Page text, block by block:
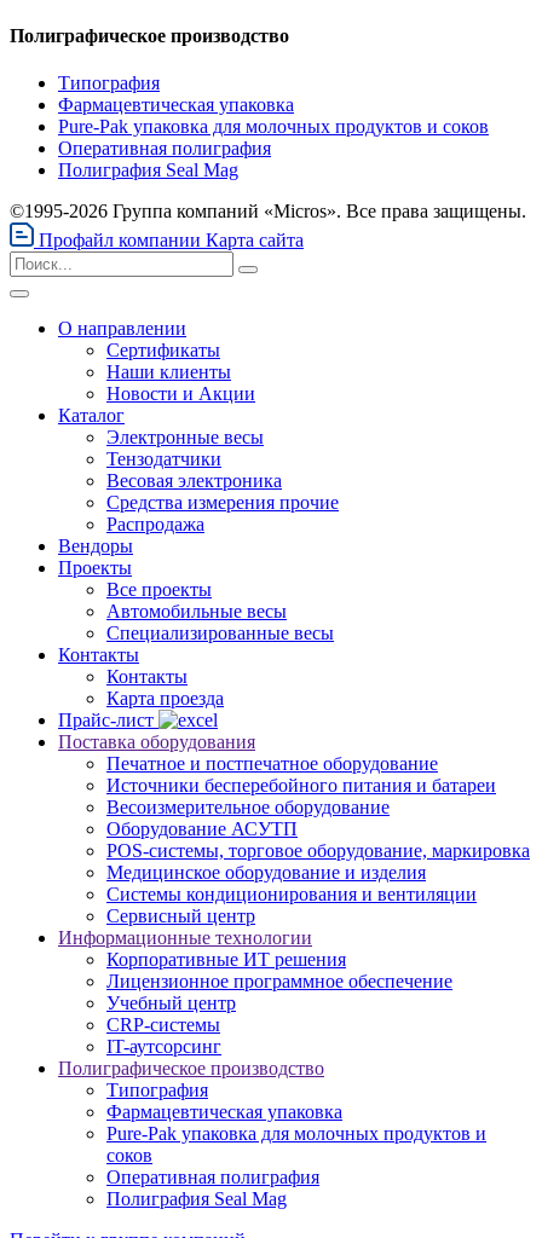
Полиграфическое производство
Типография
Фармацевтическая упаковка
Pure-Pak упаковка для молочных продуктов и соков
Оперативная полиграфия
Полиграфия Seal Mag
©1995-2026 Группа компаний «Micros». Все права защищены.
Профайл компании Карта сайта
О направлении
Сертификаты
Наши клиенты
Новости и Акции
Каталог
Электронные весы
Тензодатчики
Весовая электроника
Средства измерения прочие
Распродажа
Вендоры
Проекты
Все проекты
Автомобильные весы
Специализированные весы
Контакты
Контакты
Карта проезда
Прайс-лист
Поставка оборудования
Печатное и постпечатное оборудование
Источники бесперебойного питания и батареи
Весоизмерительное оборудование
Оборудование АСУТП
POS-системы, торговое оборудование, маркировка
Медицинское оборудование и изделия
Системы кондиционирования и вентиляции
Сервисный центр
Информационные технологии
Корпоративные ИТ решения
Лицензионное программное обеспечение
Учебный центр
CRP-системы
IT-аутсорсинг
Полиграфическое производство
Типография
Фармацевтическая упаковка
Pure-Pak упаковка для молочных продуктов и
соков
Оперативная полиграфия
Полиграфия Seal Mag